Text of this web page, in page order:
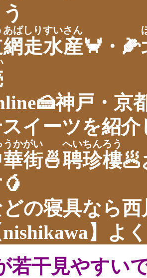
走水産
あばしりすいさん
🦀・🌽
神戸・京
イーツを紹介
街
うかがい
🍜聘珍樓
へいちんろう
🥟
の寝具なら西
】よ
若干見やすい